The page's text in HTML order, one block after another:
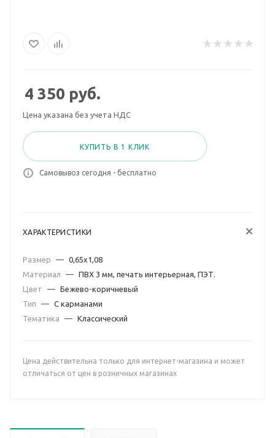
4 350 руб.
Цена указана без учета НДС
КУПИТЬ В 1 КЛИК
Самовывоз сегодня - бесплатно
ХАРАКТЕРИСТИКИ
Размер — 0,65х1,08
Материал
— ПВХ 3 мм, печать интерьерная, ПЭТ.
Цвет
— Бежево-коричневый
Тип
— С карманами
Тематика
— Классический
Цена действительна только для интернет-магазина и может
отличаться от цен в розничных магазинах